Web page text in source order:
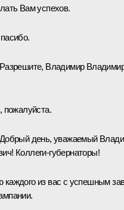
Вам успехов.
Разрешите, Владимир
пожалуйста.
Добрый день, уважаемый
Коллеги-губернаторы!
каждого из вас с успешным